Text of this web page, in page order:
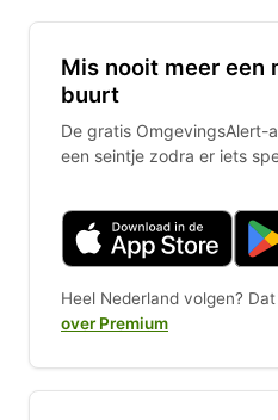
Mis nooit meer een
buurt
De gratis OmgevingsAlert-
een seintje zodra er iets
Heel Nederland volgen?
over Premium